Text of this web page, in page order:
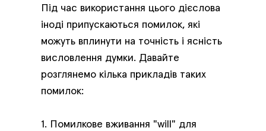
Під час використання цього дієслова
іноді припускаються помилок, які
можуть вплинути на точність і ясність
висловлення думки. Давайте
розглянемо кілька прикладів таких
помилок:
1. Помилкове вживання "will" для